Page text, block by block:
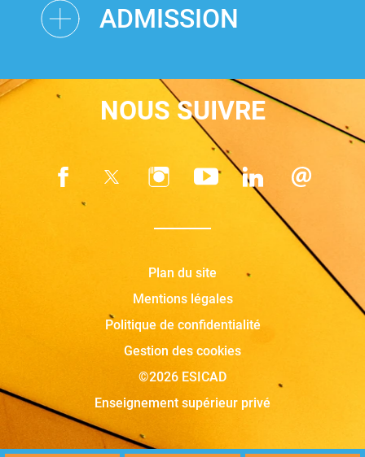
ADMISSION
NOUS SUIVRE
Plan du site
Mentions légales
Politique de confidentialité
Gestion des cookies
©2026 ESICAD
Enseignement supérieur privé